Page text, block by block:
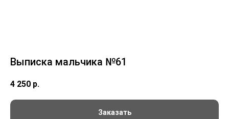
Выписка мальчика №61
4 250 р.
Заказать